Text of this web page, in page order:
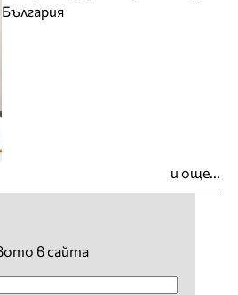
България
и още...
в сайта